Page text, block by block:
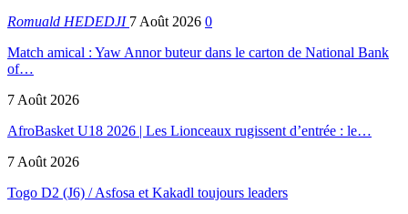
Romuald HEDEDJI 7 Août 2026 0
Match amical : Yaw Annor buteur dans le carton de National Bank
of…
7 Août 2026
AfroBasket U18 2026 | Les Lionceaux rugissent d’entrée : le…
7 Août 2026
Togo D2 (J6) / Asfosa et Kakadl toujours leaders